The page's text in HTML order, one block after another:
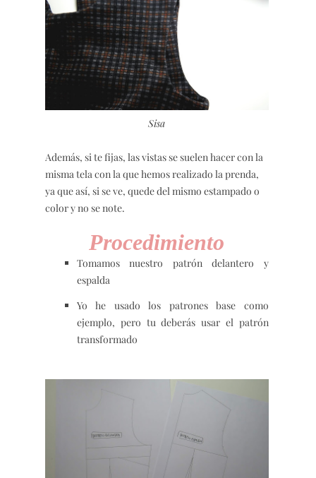
Sisa
Además, si te fijas, las vistas se suelen hacer con la
misma tela con la que hemos realizado la prenda,
ya que así, si se ve, quede del mismo estampado o
color y no se note.
Procedimiento
Tomamos nuestro patrón delantero y
espalda
Yo he usado los patrones base como
ejemplo, pero tu deberás usar el patrón
transformado